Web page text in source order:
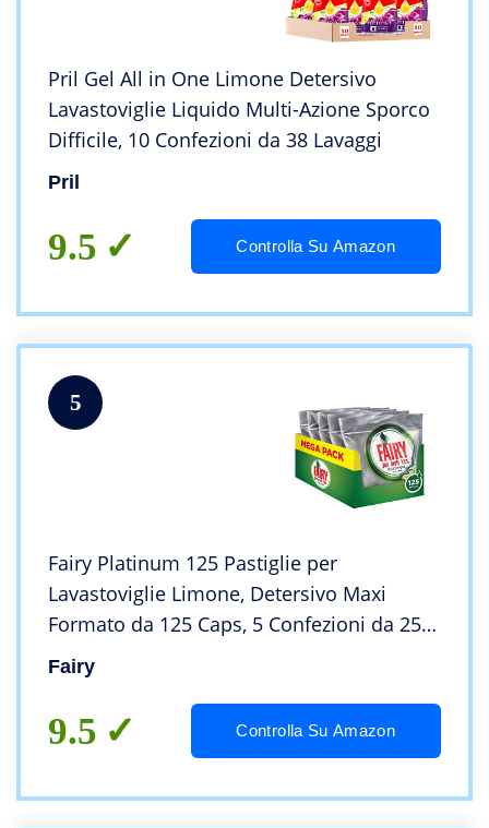
Pril Gel All in One Limone Detersivo
Lavastoviglie Liquido Multi-Azione Sporco
Difficile, 10 Confezioni da 38 Lavaggi
Pril
9.5 Controlla Su Amazon
5
Fairy Platinum 125 Pastiglie per
Lavastoviglie Limone, Detersivo Maxi
Formato da 125 Caps, 5 Confezioni da 25
caps
Fairy
9.5 Controlla Su Amazon